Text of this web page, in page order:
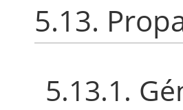
5.13.
5.13.1.